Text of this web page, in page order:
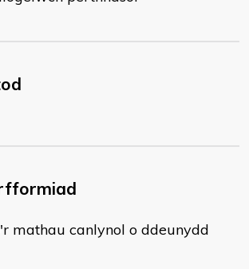
mathau canlynol o ddeunydd